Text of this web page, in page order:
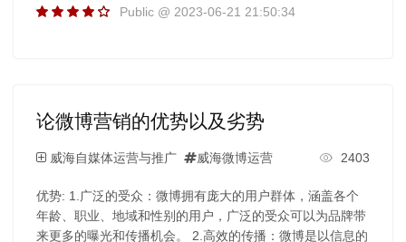
Public @ 2023-06-21 21:50:34
论微博营销的优势以及劣势
威海自媒体运营与推广 威海微博运营 2403
优势: 1.广泛的受众：微博拥有庞大的用户群体，涵盖各个
年龄、职业、地域和性别的用户，广泛的受众可以为品牌带
来更多的曝光和传播机会。 2.高效的传播：微博是以信息的